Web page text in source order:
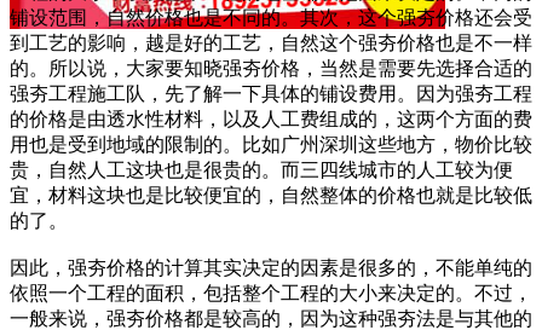
铺设范围，自然价格也是不同的。其次，这个强夯价格还会受
到工艺的影响，越是好的工艺，自然这个强夯价格也是不一样
的。所以说，大家要知晓强夯价格，当然是需要先选择合适的
强夯工程施工队，先了解一下具体的铺设费用。因为强夯工程
的价格是由透水性材料，以及人工费组成的，这两个方面的费
用也是受到地域的限制的。比如广州深圳这些地方，物价比较
贵，自然人工这块也是很贵的。而三四线城市的人工较为便
宜，材料这块也是比较便宜的，自然整体的价格也就是比较低
的了。
因此，强夯价格的计算其实决定的因素是很多的，不能单纯的
依照一个工程的面积，包括整个工程的大小来决定的。不过，
一般来说，强夯价格都是较高的，因为这种强夯法是与其他的